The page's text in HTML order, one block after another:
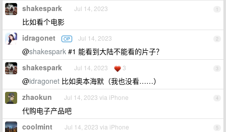
1
shakespark Jul 14, 2023
比如看个电影
2
idragonet OP Jul 14, 2023
@shakespark #1 能看到大陆不能看的片子？
3
shakespark Jul 14, 2023 3
@idragonet 比如奥本海默（我也没看……）
4
zhaokun Jul 14, 2023 via iPhone
代购电子产品吧
5
coolmint Jul 14, 2023 via iPhone